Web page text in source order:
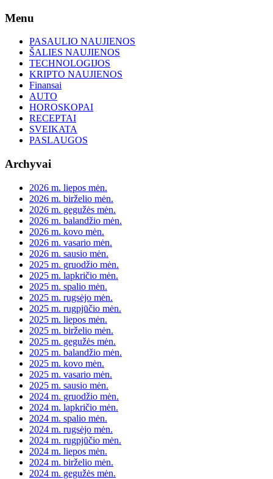
Skip
content
Menu
PASAULIO NAUJIENOS
ŠALIES NAUJIENOS
TECHNOLOGIJOS
KRIPTO NAUJIENOS
Finansai
AUTO
HOROSKOPAI
RECEPTAI
SVEIKATA
PASLAUGOS
Archyvai
2026 m. liepos mėn.
2026 m. birželio mėn.
2026 m. gegužės mėn.
2026 m. balandžio mėn.
2026 m. kovo mėn.
2026 m. vasario mėn.
2026 m. sausio mėn.
2025 m. gruodžio mėn.
2025 m. lapkričio mėn.
2025 m. spalio mėn.
2025 m. rugsėjo mėn.
2025 m. rugpjūčio mėn.
2025 m. liepos mėn.
2025 m. birželio mėn.
2025 m. gegužės mėn.
2025 m. balandžio mėn.
2025 m. kovo mėn.
2025 m. vasario mėn.
2025 m. sausio mėn.
2024 m. gruodžio mėn.
2024 m. lapkričio mėn.
2024 m. spalio mėn.
2024 m. rugsėjo mėn.
2024 m. rugpjūčio mėn.
2024 m. liepos mėn.
2024 m. birželio mėn.
2024 m. gegužės mėn.